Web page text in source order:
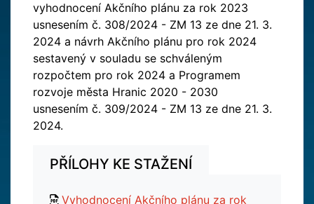
vyhodnocení Akčního plánu za rok 2023
usnesením č. 308/2024 - ZM 13 ze dne 21. 3.
2024 a návrh Akčního plánu pro rok 2024
sestavený v souladu se schváleným
rozpočtem pro rok 2024 a Programem
rozvoje města Hranic 2020 - 2030
usnesením č. 309/2024 - ZM 13 ze dne 21. 3.
2024.
PŘÍLOHY KE STAŽENÍ
Vyhodnocení Akčního plánu za rok